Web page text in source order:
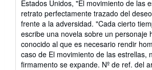
Estados Unidos, "El movimiento de las
retrato perfectamente trazado del
frente a la adversidad. "Cada cierto
escribe una novela sobre un personaje
conocido al que es necesario rendir
caso de El movimiento de las estrellas,
firmamento se expande. Nº de ref. del